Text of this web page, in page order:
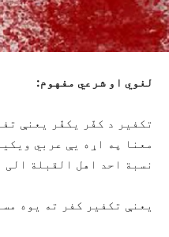
لغوي او شرعي مفهوم:
تکفیر د کفّر یکفّر یعنې
معنا په اړه يې عربي
نسبة احد اهل القبلة الی
یعنې تکفیر کفر ته یوه